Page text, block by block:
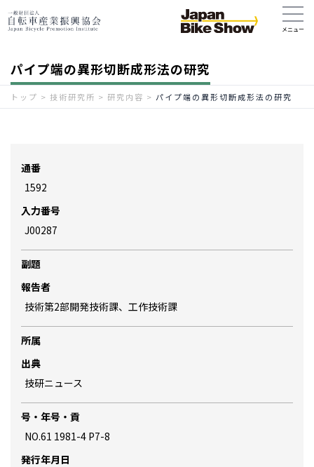
パイプ端の異形切断成形法の研究
トップ > 技術研究所 > 研究内容 > パイプ端の異形切断成形法の研究
通番
1592
入力番号
J00287
副題
報告者
技術第2部開発技術課、工作技術課
所属
出典
技研ニュース
号・年号・貢
NO.61 1981-4 P7-8
発行年月日